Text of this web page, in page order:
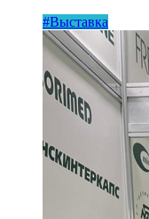
#Выставка